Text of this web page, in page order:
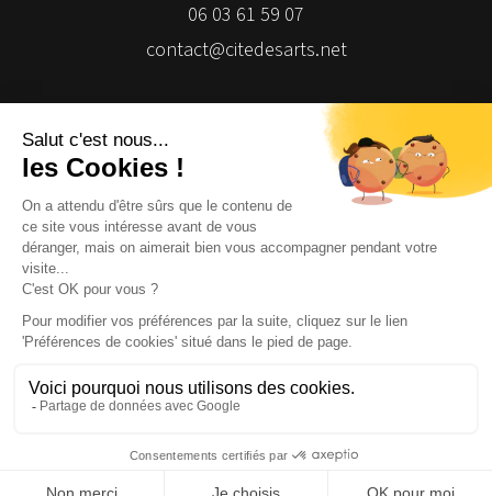
06 03 61 59 07
contact@citedesarts.net
© 2026 | Cité des Arts | Tous droits réservés
Réalisation Isomorph